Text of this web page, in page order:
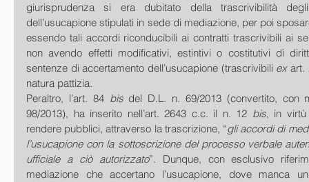
giurisprudenza si era dubitato della trascrivibilità
dell’usucapione stipulati in sede di mediazione, per poi
essendo tali accordi riconducibili ai contratti trascrivibili ai
non avendo effetti modificativi, estintivi o costitutivi di
sentenze di accertamento dell’usucapione (trascrivibili ex art.
natura pattizia.
Peraltro, l’art. 84 bis del D.L. n. 69/2013 (convertito, con
98/2013), ha inserito nell’art. 2643 c.c. il n. 12 bis, in virtù
rendere pubblici, attraverso la trascrizione, “gli accordi di
l’usucapione con la sottoscrizione del processo verbale
ufficiale a ciò autorizzato”. Dunque, con esclusivo
mediazione che accertano l’usucapione, dove manca